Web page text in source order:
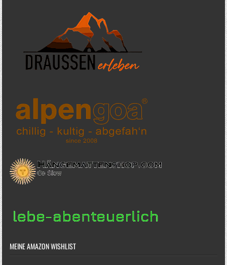
MEINE AMAZON WISHLIST